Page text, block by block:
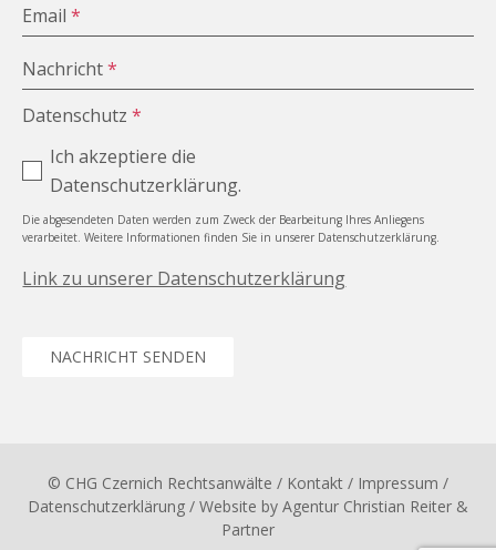
Email*
Nachricht*
Datenschutz*
Ich akzeptiere die
Datenschutzerklärung.
Die abgesendeten Daten werden zum Zweck der Bearbeitung Ihres Anliegens
verarbeitet. Weitere Informationen finden Sie in unserer Datenschutzerklärung.
Link zu unserer Datenschutzerklärung
NACHRICHT SENDEN
© CHG Czernich Rechtsanwälte / Kontakt / Impressum /
Datenschutzerklärung / Website by Agentur Christian Reiter &
Partner